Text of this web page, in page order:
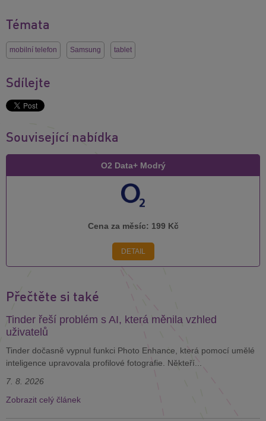
Témata
mobilní telefon Samsung tablet
Sdílejte
Související nabídka
O2 Data+ Modrý
Cena za měsíc: 199 Kč
DETAIL
Přečtěte si také
Tinder řeší problém s AI, která měnila vzhled
uživatelů
Tinder dočasně vypnul funkci Photo Enhance, která pomocí umělé
inteligence upravovala profilové fotografie. Někteří...
7. 8. 2026
Zobrazit celý článek